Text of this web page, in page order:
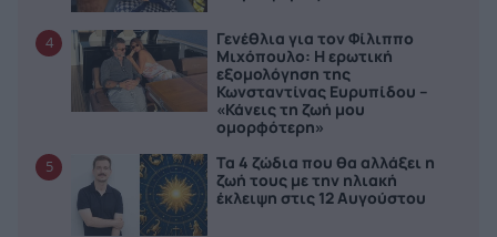
4
Γενέθλια για τον Φίλιππο
Μιχόπουλο: Η ερωτική
εξομολόγηση της
Κωνσταντίνας Ευρυπίδου –
«Κάνεις τη ζωή μου
ομορφότερη»
5
Τα 4 ζώδια που θα αλλάξει η
ζωή τους με την ηλιακή
έκλειψη στις 12 Αυγούστου